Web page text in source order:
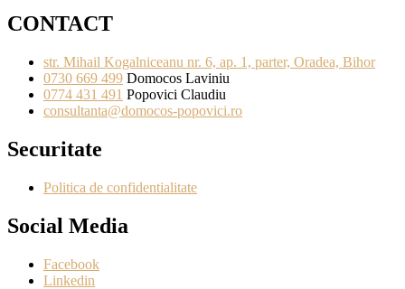
CONTACT
str. Mihail Kogalniceanu nr. 6, ap. 1, parter, Oradea, Bihor
0730 669 499 Domocos Laviniu
0774 431 491 Popovici Claudiu
consultanta@domocos-popovici.ro
Securitate
Politica de confidentialitate
Social Media
Facebook
Linkedin